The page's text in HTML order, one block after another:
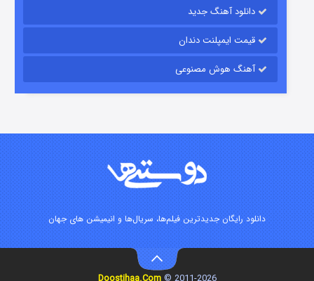
قسمت۲ (دوبله) منتشر شد
دانلود آهنگ جدید
قیمت ایمپلنت دندان
آهنگ هوش مصنوعی
دانلود رایگان جدیدترین فیلم‌ها، سریال‌ها و انیمیشن های جهان